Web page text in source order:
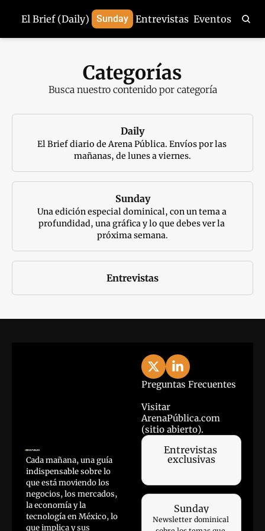
El Brief (Daily) Sunday Entrevistas Eventos
Categorías
Busca nuestro contenido por categoría
Daily
El Brief diario de Arena Pública. Envíos por las
mañanas, de lunes a viernes.
Sunday
Una edición especial dominical, con un tema a
profundidad, una gráfica y lo que debes ver la
próxima semana.
Entrevistas
Cada mañana, una guía
indispensable sobre lo
que está moviendo los
negocios, los mercados,
la economía y la
tecnología en México, lo
que implica y sus
Preguntas Frecuentes
Visitar
ArenaPública.com
(sitio abierto).
Entrevistas
exclusivas
Sunday
Newsletter dominical